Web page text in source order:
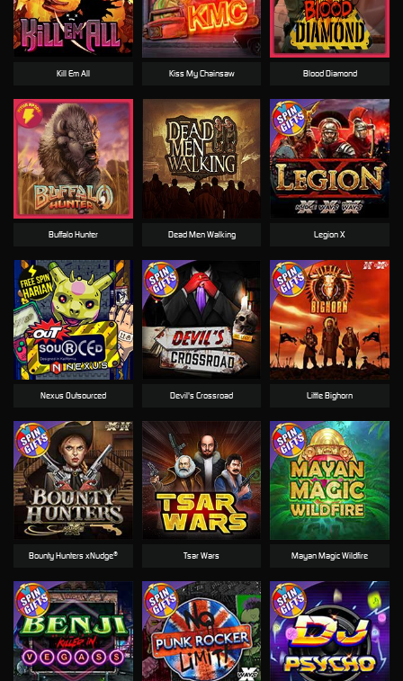
Kill Em All Blood Diamond
Dead Men Walking
Tsar Wars
Nexus Outsourced
Kiss My Chainsaw
Bounty Hunters xNudge®
Little Bighorn
Devil's Crossroad
Mayan Magic Wildfire
Legion X
Buffalo Hunter